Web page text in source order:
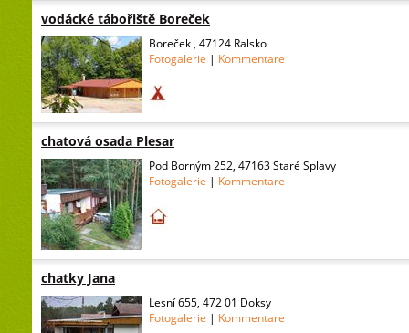
vodácké tábořiště Boreček
Boreček , 47124 Ralsko
Fotogalerie | Kommentare
chatová osada Plesar
Pod Borným 252, 47163 Staré Splavy
Fotogalerie | Kommentare
chatky Jana
Lesní 655, 472 01 Doksy
Fotogalerie | Kommentare